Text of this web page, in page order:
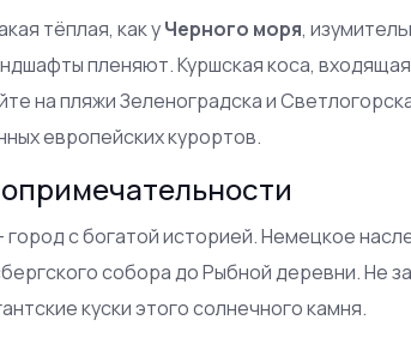
тёплая, как уЧерного моря,
пленяют. Куршская коса,
на пляжи Зеленоградска и
европейских курортов.
с богатой историей. Немецкое
собора до Рыбной деревни. Не
куски этого солнечного камня.